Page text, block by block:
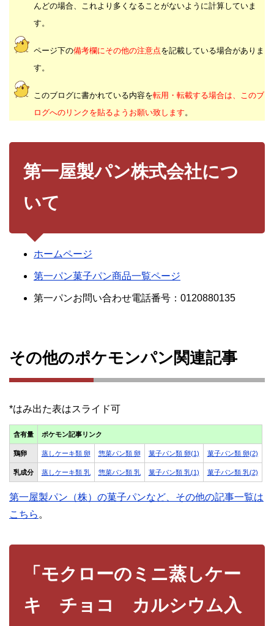
んどの場合、これより多くなることがないように計算していま
す。
ページ下の備考欄にその他の注意点を記載している場合がありま
す。
このブログに書かれている内容を転用・転載する場合は、このブ
ログへのリンクを貼るようお願い致します 。
第一屋製パン株式会社につ
いて
ホームページ
第一パン菓子パン商品一覧ページ
第一パンお問い合わせ電話番号：0120880135
その他のポケモンパン関連記事
含有量 ポケモン記事リンク
鶏卵 蒸しケーキ類 卵 惣菜パン類 卵 菓子パン類 卵(1) 菓子パン類 卵(2)
乳成分 蒸しケーキ類 乳 惣菜パン類 乳 菓子パン類 乳(1) 菓子パン類 乳(2)
第一屋製パン（株）の菓子パンなど、その他の記事一覧は
こちら 。
「モクローのミニ蒸しケー
キ チョコ カルシウム入